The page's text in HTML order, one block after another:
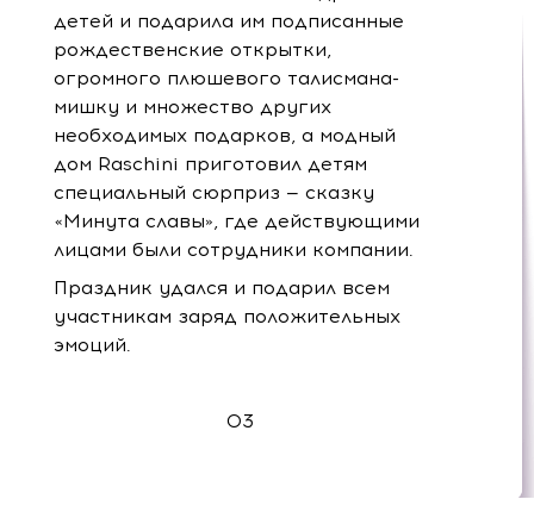
детей и подарила им подписанные
рождественские открытки,
огромного плюшевого талисмана-
мишку и множество других
необходимых подарков, а модный
дом Raschini приготовил детям
специальный сюрприз — сказку
«Минута славы», где действующими
лицами были сотрудники компании.
Праздник удался и подарил всем
участникам заряд положительных
эмоций.
03